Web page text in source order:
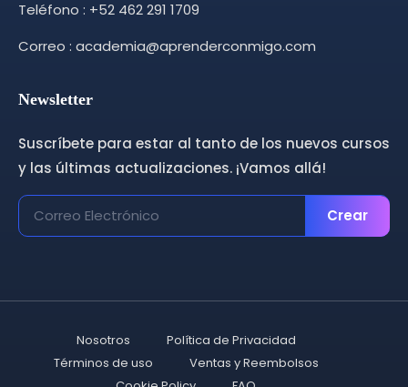
Teléfono : +52 462 291 1709
Correo : academia@aprenderconmigo.com
Newsletter
Suscríbete para estar al tanto de los nuevos cursos
y las últimas actualizaciones. ¡Vamos allá!
Crear
Nosotros
Política de Privacidad
Términos de uso
Ventas y Reembolsos